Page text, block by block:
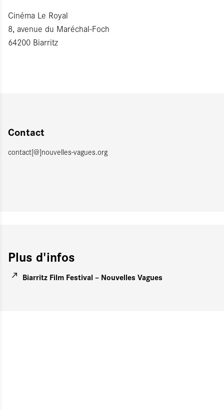
Cinéma Le Royal
8, avenue du Maréchal-Foch
64200 Biarritz
Contact
contact[@]nouvelles-vagues.org
Plus d'infos
Biarritz Film Festival – Nouvelles Vagues